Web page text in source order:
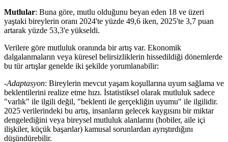
Mutlular: Buna göre, mutlu olduğunu beyan eden 18 ve üzeri
yaştaki bireylerin oranı 2024'te yüzde 49,6 iken, 2025'te 3,7 puan
artarak yüzde 53,3'e yükseldi.
Verilere göre mutluluk oranında bir artış var. Ekonomik
dalgalanmaların veya küresel belirsizliklerin hissedildiği dönemlerde
bu tür artışlar genelde iki şekilde yorumlanabilir:
-Adaptasyon: Bireylerin mevcut yaşam koşullarına uyum sağlama ve
beklentilerini realize etme hızı. İstatistiksel olarak mutluluk sadece
"varlık" ile ilgili değil, "beklenti ile gerçekliğin uyumu" ile ilgilidir.
2025 verilerindeki bu artış, insanların gelecek kaygısını bir miktar
dengelediğini veya bireysel mutluluk alanlarını (hobiler, aile içi
ilişkiler, küçük başarılar) kamusal sorunlardan ayrıştırdığını
düşündürebilir.